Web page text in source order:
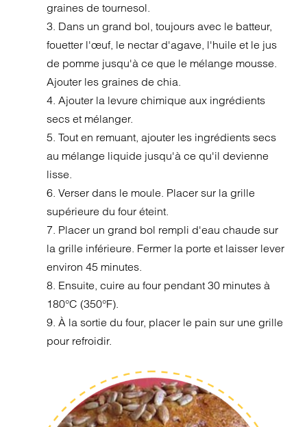
graines de tournesol.
3. Dans un grand bol, toujours avec le batteur,
fouetter l'œuf, le nectar d'agave, l'huile et le jus
de pomme jusqu'à ce que le mélange mousse.
Ajouter les graines de chia.
4. Ajouter la levure chimique aux ingrédients
secs et mélanger.
5. Tout en remuant, ajouter les ingrédients secs
au mélange liquide jusqu'à ce qu'il devienne
lisse.
6. Verser dans le moule. Placer sur la grille
supérieure du four éteint.
7. Placer un grand bol rempli d'eau chaude sur
la grille inférieure. Fermer la porte et laisser lever
environ 45 minutes.
8. Ensuite, cuire au four pendant 30 minutes à
180°C (350°F).
9. À la sortie du four, placer le pain sur une grille
pour refroidir.